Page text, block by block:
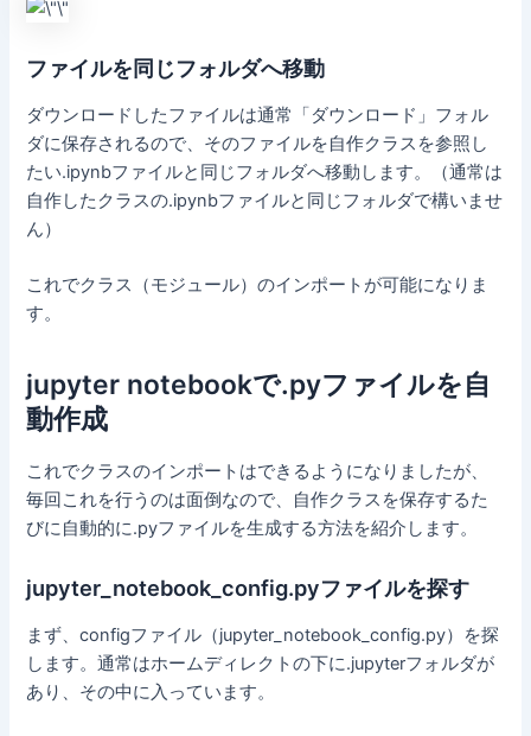
ファイルを同じフォルダへ移動
ダウンロードしたファイルは通常「ダウンロード」フォル
ダに保存されるので、そのファイルを自作クラスを参照し
たい.ipynbファイルと同じフォルダへ移動します。（通常は
自作したクラスの.ipynbファイルと同じフォルダで構いませ
ん）
これでクラス（モジュール）のインポートが可能になりま
す。
jupyter notebookで.pyファイルを自
動作成
これでクラスのインポートはできるようになりましたが、
毎回これを行うのは面倒なので、自作クラスを保存するた
びに自動的に.pyファイルを生成する方法を紹介します。
jupyter_notebook_config.pyファイルを探す
まず、configファイル（jupyter_notebook_config.py）を探
します。通常はホームディレクトの下に.jupyterフォルダが
あり、その中に入っています。